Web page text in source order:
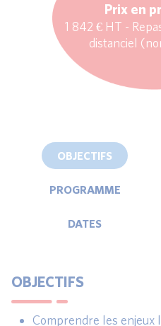
Prix en
1 842 € HT -
distanciel
OBJECTIFS
PROGRAMME
DATES
OBJECTIFS
Comprendre les enjeux